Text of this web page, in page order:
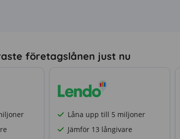
företagslånen just nu
Låna upp till 5 miljoner
Jämför 13 långivare